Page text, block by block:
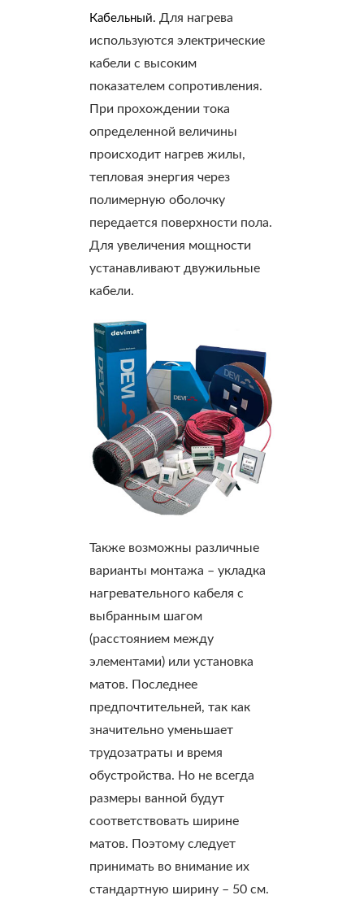
Кабельный. Для нагрева
используются электрические
кабели с высоким
показателем сопротивления.
При прохождении тока
определенной величины
происходит нагрев жилы,
тепловая энергия через
полимерную оболочку
передается поверхности пола.
Для увеличения мощности
устанавливают двужильные
кабели.
Также возможны различные
варианты монтажа – укладка
нагревательного кабеля с
выбранным шагом
(расстоянием между
элементами) или установка
матов. Последнее
предпочтительней, так как
значительно уменьшает
трудозатраты и время
обустройства. Но не всегда
размеры ванной будут
соответствовать ширине
матов. Поэтому следует
принимать во внимание их
стандартную ширину – 50 см.